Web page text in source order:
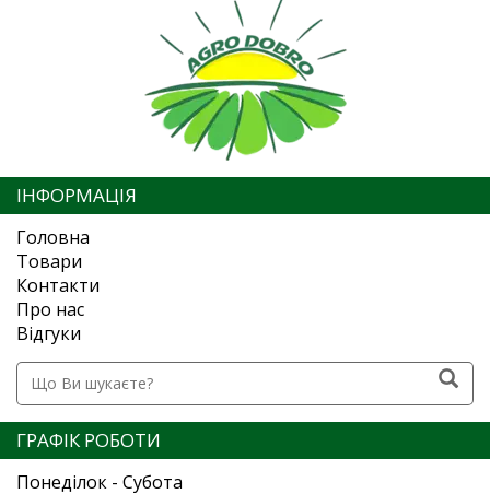
ІНФОРМАЦІЯ
Головна
Товари
Контакти
Про нас
Відгуки
ГРАФІК РОБОТИ
Понеділок - Субота